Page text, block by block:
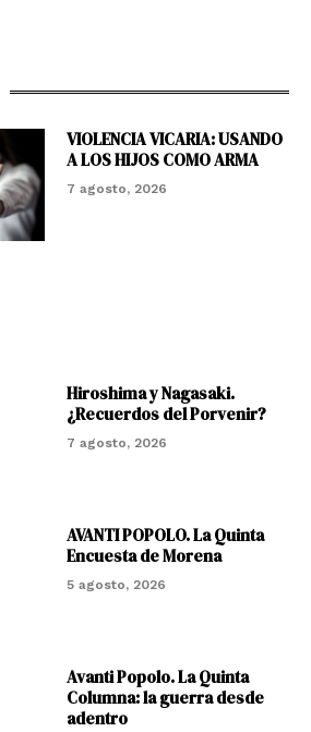
VIOLENCIA VICARIA: USANDO
A LOS HIJOS COMO ARMA
7 agosto, 2026
Hiroshima y Nagasaki.
¿Recuerdos del Porvenir?
7 agosto, 2026
AVANTI POPOLO. La Quinta
Encuesta de Morena
5 agosto, 2026
Avanti Popolo. La Quinta
Columna: la guerra desde
adentro